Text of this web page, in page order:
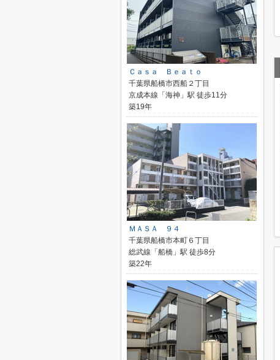
Ｃａｓａ Ｂｅａｔｏ
千葉県船橋市西船２丁目
京成本線「海神」駅 徒歩11分
築19年
ＭＡＳＡ ９４
千葉県船橋市本町６丁目
総武線「船橋」駅 徒歩8分
築22年